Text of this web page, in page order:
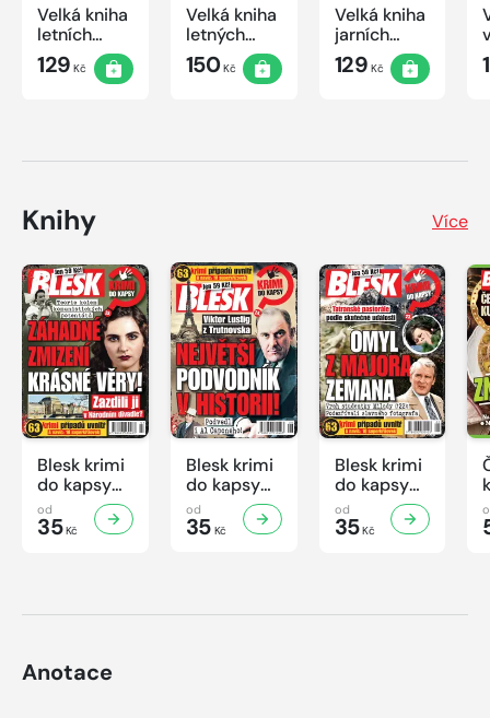
Velká kniha
letních
křížovek
2026
129 Kč
Velká kniha
letných
krížoviek s
TV JOJ
150Kč
Velká kniha
jarních
křížovek
2026
129 Kč
Knihy Více
Blesk krimi
do kapsy
č.7/2026
od
35Kč
Blesk krimi
do kapsy
č.6/2026
od
35Kč
Blesk krimi
do kapsy
č.5/2026
od
35Kč
Anotace